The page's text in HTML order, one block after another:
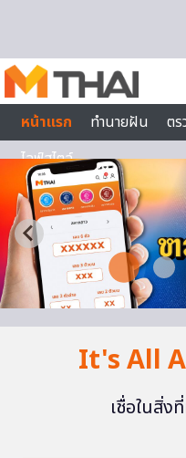
หน้าแรก
ทำนายฝัน ตร
ไลฟ์สไตล์
It's All
เชื่อในสิ่ง